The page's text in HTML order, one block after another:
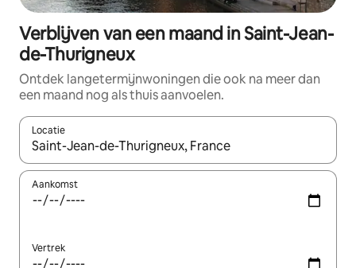
Verblijven van een maand in Saint-Jean-
de-Thurigneux
Ontdek langetermijnwoningen die ook na meer dan
een maand nog als thuis aanvoelen.
Locatie
Wanneer er suggesties beschikbaar zijn, maak je een keuze
Aankomst
Vertrek